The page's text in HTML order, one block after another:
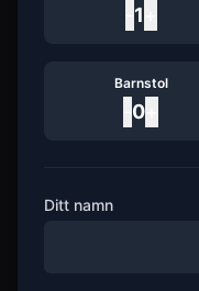
1
Barnstol
0
Ditt namn